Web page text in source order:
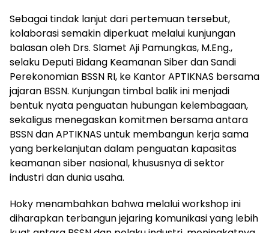
Sebagai tindak lanjut dari pertemuan tersebut,
kolaborasi semakin diperkuat melalui kunjungan
balasan oleh Drs. Slamet Aji Pamungkas, M.Eng.,
selaku Deputi Bidang Keamanan Siber dan Sandi
Perekonomian BSSN RI, ke Kantor APTIKNAS bersama
jajaran BSSN. Kunjungan timbal balik ini menjadi
bentuk nyata penguatan hubungan kelembagaan,
sekaligus menegaskan komitmen bersama antara
BSSN dan APTIKNAS untuk membangun kerja sama
yang berkelanjutan dalam penguatan kapasitas
keamanan siber nasional, khususnya di sektor
industri dan dunia usaha.
Hoky menambahkan bahwa melalui workshop ini
diharapkan terbangun jejaring komunikasi yang lebih